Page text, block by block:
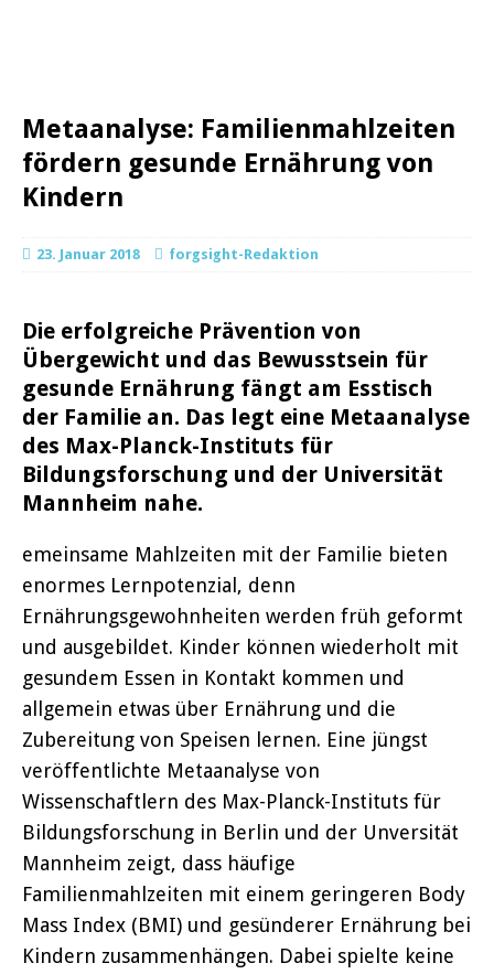
Metaanalyse: Familienmahlzeiten
fördern gesunde Ernährung von
Kindern
23. Januar 2018 forgsight-Redaktion
Die erfolgreiche Prävention von
Übergewicht und das Bewusstsein für
gesunde Ernährung fängt am Esstisch
der Familie an. Das legt eine Metaanalyse
des Max-Planck-Instituts für
Bildungsforschung und der Universität
Mannheim nahe.
emeinsame Mahlzeiten mit der Familie bieten
enormes Lernpotenzial, denn
Ernährungsgewohnheiten werden früh geformt
und ausgebildet. Kinder können wiederholt mit
gesundem Essen in Kontakt kommen und
allgemein etwas über Ernährung und die
Zubereitung von Speisen lernen. Eine jüngst
veröffentlichte Metaanalyse von
Wissenschaftlern des Max-Planck-Instituts für
Bildungsforschung in Berlin und der Unversität
Mannheim zeigt, dass häufige
Familienmahlzeiten mit einem geringeren Body
Mass Index (BMI) und gesünderer Ernährung bei
Kindern zusammenhängen. Dabei spielte keine